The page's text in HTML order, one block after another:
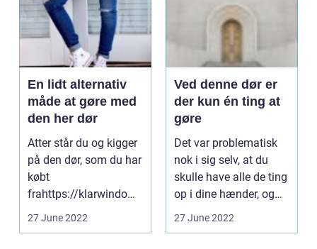
En lidt alternativ
måde at gøre med
den her dør
Atter står du og kigger
på den dør, som du har
købt
frahttps://klarwindows
.co.uk/external-
27 June 2022
Ved denne dør er
der kun én ting at
gøre
Det var problematisk
nok i sig selv, at du
skulle have alle de ting
op i dine hænder, og
det krævede...
27 June 2022